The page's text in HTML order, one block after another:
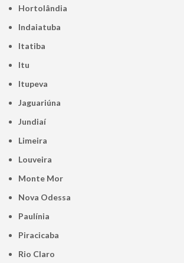
Hortolândia
Indaiatuba
Itatiba
Itu
Itupeva
Jaguariúna
Jundiaí
Limeira
Louveira
Monte Mor
Nova Odessa
Paulínia
Piracicaba
Rio Claro